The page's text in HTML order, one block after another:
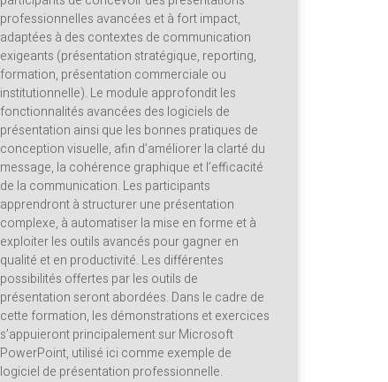
professionnelles avancées et à fort impact,
adaptées à des contextes de communication
exigeants (présentation stratégique, reporting,
formation, présentation commerciale ou
institutionnelle). Le module approfondit les
fonctionnalités avancées des logiciels de
présentation ainsi que les bonnes pratiques de
conception visuelle, afin d’améliorer la clarté du
message, la cohérence graphique et l’efficacité
de la communication. Les participants
apprendront à structurer une présentation
complexe, à automatiser la mise en forme et à
exploiter les outils avancés pour gagner en
qualité et en productivité. Les différentes
possibilités offertes par les outils de
présentation seront abordées. Dans le cadre de
cette formation, les démonstrations et exercices
s’appuieront principalement sur Microsoft
PowerPoint, utilisé ici comme exemple de
logiciel de présentation professionnelle.